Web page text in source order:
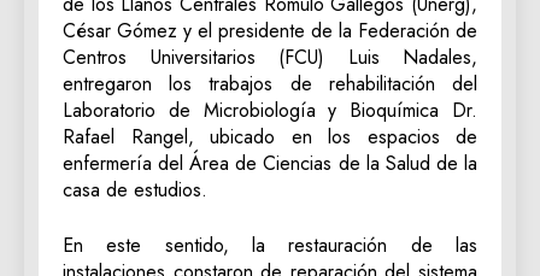
César Gómez y el presidente de la Federación de
Centros Universitarios (FCU) Luis Nadales,
entregaron los trabajos de rehabilitación del
Laboratorio de Microbiología y Bioquímica Dr.
Rafael Rangel, ubicado en los espacios de
enfermería del Área de Ciencias de la Salud de la
casa de estudios.
En este sentido, la restauración de las